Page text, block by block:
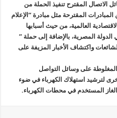
الاتصال المقترح تنفيذ الحملة من
المقترحة مثل مبادرة “الإعلام
العالمية، من حيث أسبابها
المصرية، بالإضافة إلى حملة ”
واكتشاف الأخبار المزيفة على
على وسائل التواصل
لترشيد استهلاك الكهرباء في ضوء
المستخدم في محطات الكهرباء.